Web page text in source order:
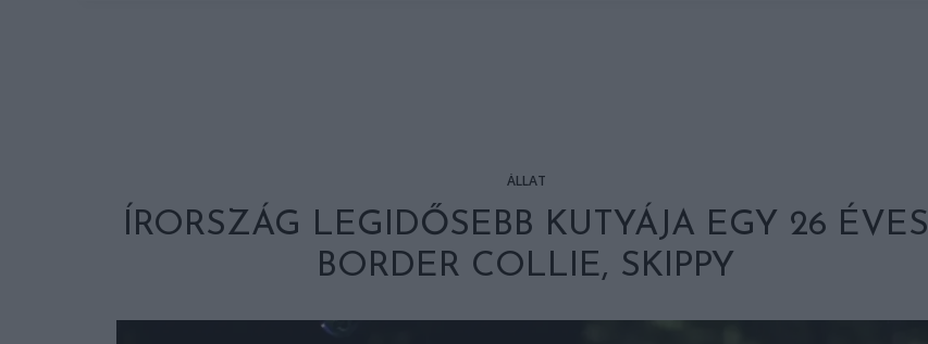
ÁLLAT
ÍRORSZÁG LEGIDŐSEBB KUTYÁJA EGY 26 ÉVES
BORDER COLLIE, SKIPPY